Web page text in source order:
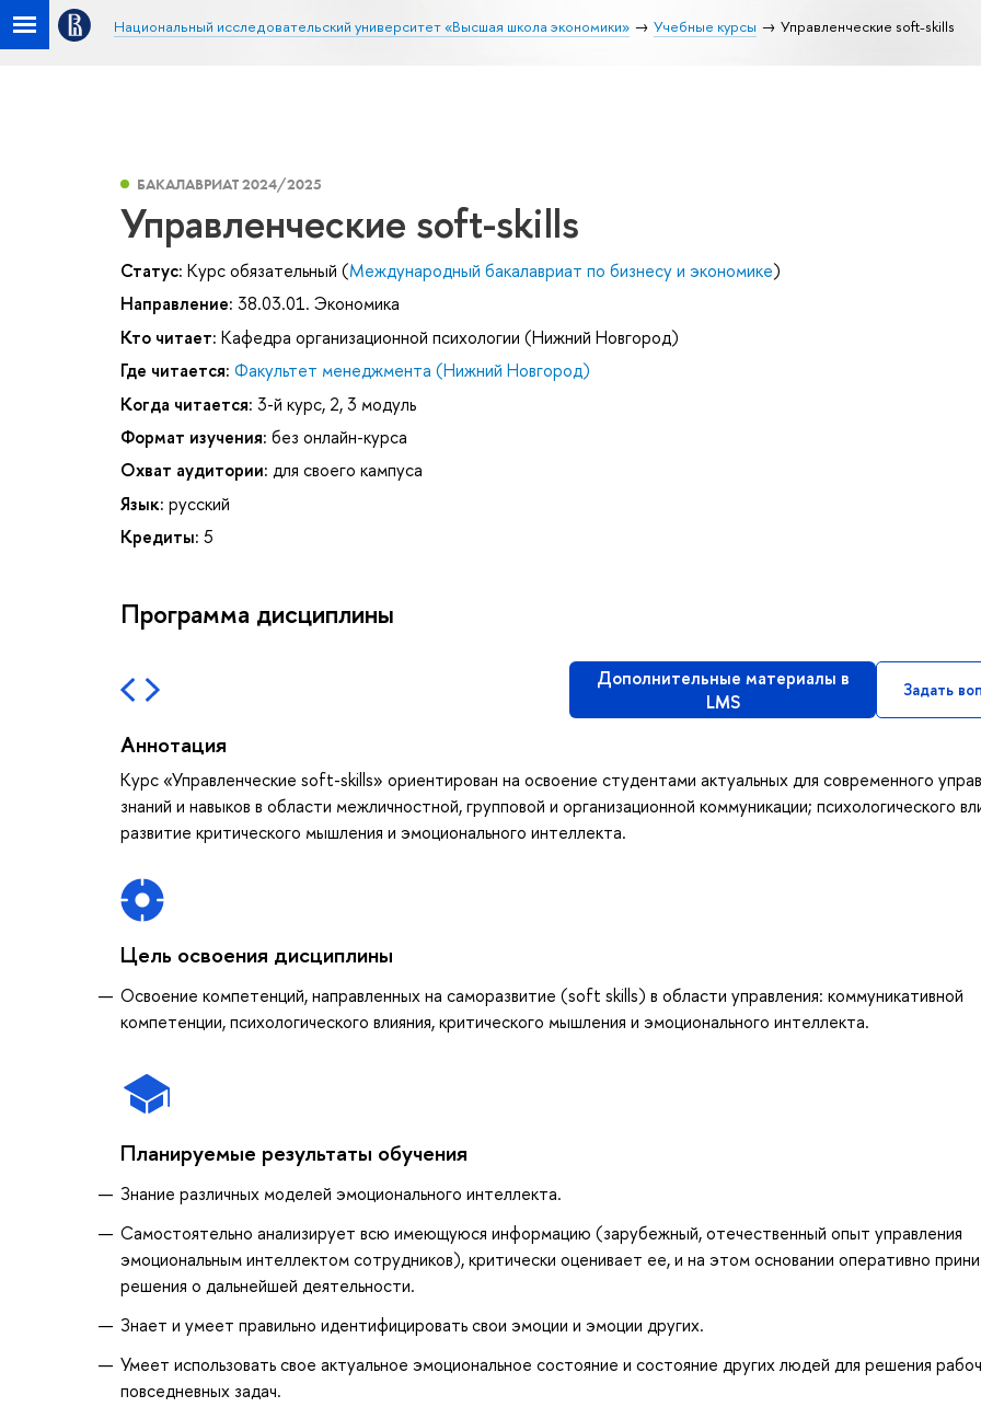
Национальный исследовательский университет «Высшая школа экономики» Учебные курсы Управленческие soft-skills
БАКАЛАВРИАТ 2024/2025
Управленческие soft-skills
Статус: Курс обязательный (Международный бакалавриат по бизнесу и экономике)
Направление: 38.03.01. Экономика
Кто читает: Кафедра организационной психологии (Нижний Новгород)
Где читается: Факультет менеджмента (Нижний Новгород)
Когда читается: 3-й курс, 2, 3 модуль
Формат изучения: без онлайн-курса
Охват аудитории: для своего кампуса
Язык: русский
Кредиты: 5
Программа дисциплины
Дополнительные материалы в
LMS
Задать
Аннотация
Курс «Управленческие soft-skills» ориентирован на освоение студентами актуальных для современного
знаний и навыков в области межличностной, групповой и организационной коммуникации; психологического
развитие критического мышления и эмоционального интеллекта.
Цель освоения дисциплины
Освоение компетенций, направленных на саморазвитие (soft skills) в области управления: коммуникативной
компетенции, психологического влияния, критического мышления и эмоционального интеллекта.
Планируемые результаты обучения
Знание различных моделей эмоционального интеллекта.
Самостоятельно анализирует всю имеющуюся информацию (зарубежный, отечественный опыт управления
эмоциональным интеллектом сотрудников), критически оценивает ее, и на этом основании оперативно
решения о дальнейшей деятельности.
Знает и умеет правильно идентифицировать свои эмоции и эмоции других.
Умеет использовать свое актуальное эмоциональное состояние и состояние других людей для решения
повседневных задач.